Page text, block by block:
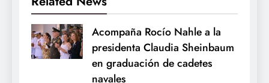
Acompaña Rocío Nahle a la
presidenta Claudia Sheinbaum
en graduación de cadetes
navales